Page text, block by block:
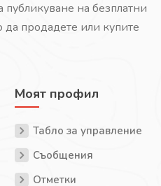
на безплатни
продадете или купите
Моят профил
Табло за управление
Съобщения
Отметки